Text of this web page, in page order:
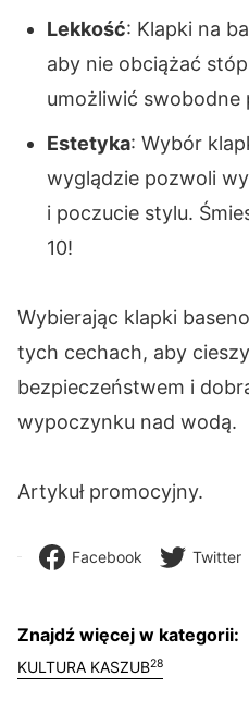
Lekkość: Klapki na
aby nie obciążać
umożliwić swobodne
Estetyka: Wybór
wyglądzie pozwoli
i poczucie stylu.
10!
Wybierając klapki
tych cechach, aby
bezpieczeństwem i
wypoczynku nad wodą.
Artykuł promocyjny.
Facebook Twitter
Znajdź więcej w kategorii:
KULTURA KASZUB28